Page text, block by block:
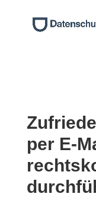
per E-